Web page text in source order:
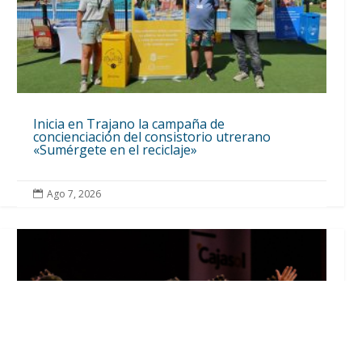
Inicia en Trajano la campaña de
concienciación del consistorio utrerano
«Sumérgete en el reciclaje»
 Ago 7, 2026